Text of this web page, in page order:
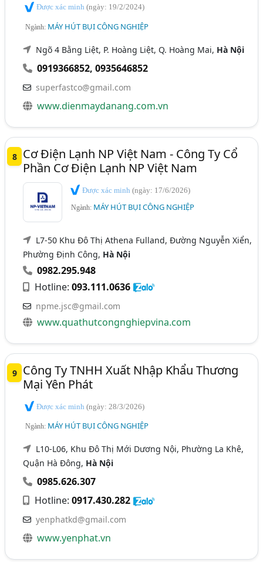
Được xác minh(ngày: 19/2/2024)
Ngành: MÁY HÚT BỤI CÔNG NGHIỆP
Ngõ 4 Bằng Liệt, P. Hoàng Liệt, Q. Hoàng Mai, Hà Nội
0919366852,0935646852
superfastco@gmail.com
www.dienmaydanang.com.vn
8
Cơ Điện Lạnh NP Việt Nam - Công Ty Cổ
Phần Cơ Điện Lạnh NP Việt Nam
Được xác minh(ngày: 17/6/2026)
Ngành: MÁY HÚT BỤI CÔNG NGHIỆP
L7-50 Khu Đô Thị Athena Fulland, Đường Nguyễn Xiển,
Phường Định Công, Hà Nội
0982.295.948
Hotline:093.111.0636
npme.jsc@gmail.com
www.quathutcongnghiepvina.com
9
Công Ty TNHH Xuất Nhập Khẩu Thương
Mại Yên Phát
Được xác minh(ngày: 28/3/2026)
Ngành: MÁY HÚT BỤI CÔNG NGHIỆP
L10-L06, Khu Đô Thị Mới Dương Nội, Phường La Khê,
Quận Hà Đông, Hà Nội
0985.626.307
Hotline:0917.430.282
yenphatkd@gmail.com
www.yenphat.vn